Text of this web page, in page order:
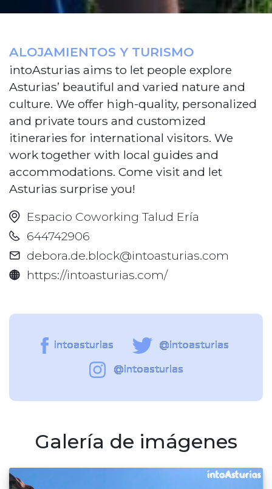
ALOJAMIENTOS Y TURISMO
intoAsturias aims to let people explore
Asturias’ beautiful and varied nature and
culture. We offer high-quality, personalized
and private tours and customized
itineraries for international visitors. We
work together with local guides and
accommodations. Come visit and let
Asturias surprise you!
Espacio Coworking Talud Ería
644742906
debora.de.block@intoasturias.com
https://intoasturias.com/
intoasturias @intoasturias
@intoasturias
Galería de imágenes